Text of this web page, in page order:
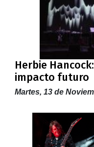
Herbie
impacto futuro
Martes, 13 de